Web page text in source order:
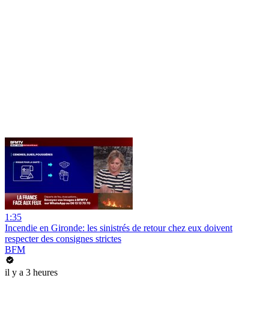
1:35
Incendie en Gironde: les sinistrés de retour chez eux doivent
respecter des consignes strictes
BFM
il y a 3 heures